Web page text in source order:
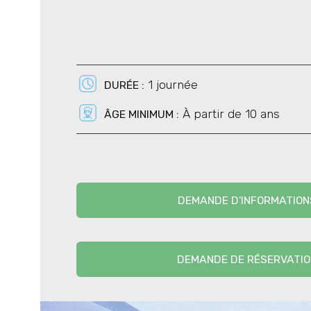
DURÉE : 1 journée
ÂGE MINIMUM : À partir de 10 ans
DEMANDE
DEMANDE DE